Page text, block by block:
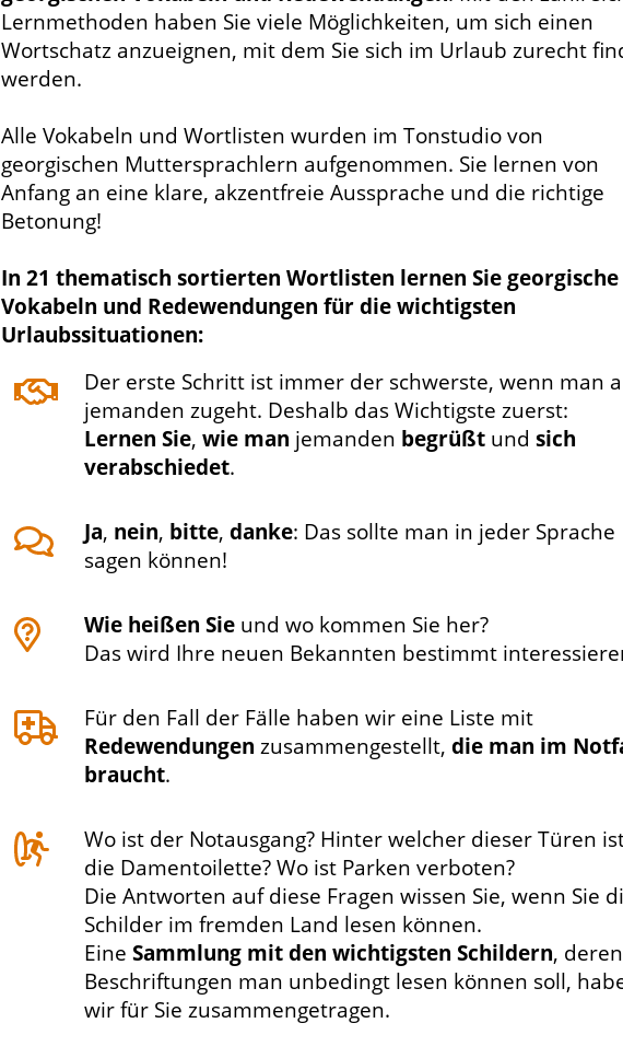
Lernmethoden haben Sie viele Möglichkeiten, um sich einen
Wortschatz anzueignen, mit dem Sie sich im Urlaub zurecht
werden.
Alle Vokabeln und Wortlisten wurden im Tonstudio von
georgischen Muttersprachlern aufgenommen. Sie lernen von
Anfang an eine klare, akzentfreie Aussprache und die richtige
Betonung!
In 21 thematisch sortierten Wortlisten lernen Sie georgische
Vokabeln und Redewendungen für die wichtigsten
Urlaubssituationen:
Der erste Schritt ist immer der schwerste, wenn man
jemanden zugeht. Deshalb das Wichtigste zuerst:
Lernen Sie, wie man jemanden begrüßt und sich
verabschiedet.
Ja, nein, bitte, danke: Das sollte man in jeder Sprache
sagen können!
Wie heißen Sie und wo kommen Sie her?
Das wird Ihre neuen Bekannten bestimmt
Für den Fall der Fälle haben wir eine Liste mit
Redewendungen zusammengestellt, die man im
braucht.
Wo ist der Notausgang? Hinter welcher dieser Türen
die Damentoilette? Wo ist Parken verboten?
Die Antworten auf diese Fragen wissen Sie, wenn Sie
Schilder im fremden Land lesen können.
Eine Sammlung mit den wichtigsten Schildern, deren
Beschriftungen man unbedingt lesen können soll,
wir für Sie zusammengetragen.